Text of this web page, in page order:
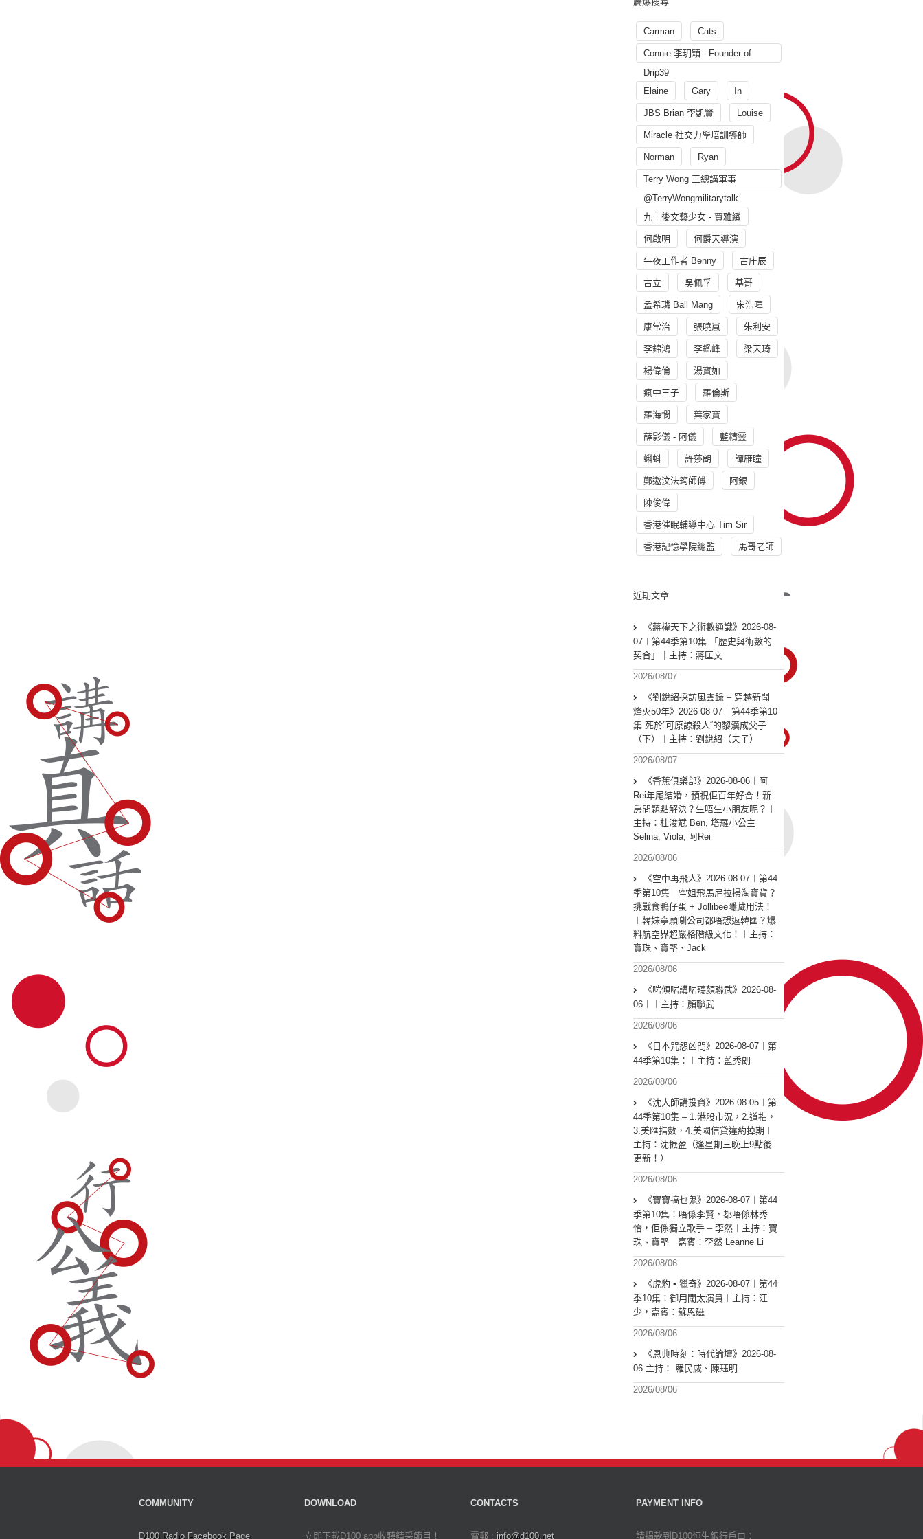
Carman Cats
Connie 李玥穎 - Founder of
Drip39
Elaine
Gary In
JBS Brian 李凱賢 Louise
Miracle 社交力學培訓導師
Norman Ryan
Terry Wong 王總講軍事
@TerryWongmilitarytalk
九十後文藝少女 - 賈雅緻
何啟明 何爵天導演
午夜工作者 Benny 古庄辰
古立 吳佩孚 基哥
孟希璘 Ball Mang 宋浩暉
康常治 張曉嵐 朱利安
李錦鴻 李鑑峰 梁天琦
楊偉倫 湯寳如
瘋中三子 羅倫斯
羅海憫 葉家寶
薛影儀 - 阿儀 藍精靈
蝌蚪 許莎朗 譚雁瞳
鄭遨汶法筠師傅 阿銀
陳俊偉
香港催眠輔導中心 Tim Sir
香港記憶學院總監 馬哥老師
近期文章
《蔣權天下之術數通識》2026-08-
07︱第44季第10集:「歴史與術數的
契合」｜主持：蔣匡文
2026/08/07
《劉銳紹採訪風雲錄 – 穿越新聞
烽火50年》2026-08-07︱第44季第10
集 死於”可原諒殺人“的黎漢成父子
（下）︱主持：劉銳紹（夫子）
2026/08/07
《香蕉俱樂部》2026-08-06︱阿
Rei年尾結婚，預祝佢百年好合！新
房問題點解決？生唔生小朋友呢？︱
主持：杜浚斌 Ben, 塔羅小公主
Selina, Viola, 阿Rei
2026/08/06
《空中再飛人》2026-08-07︱第44
季第10集｜空姐飛馬尼拉掃淘寶貨？
挑戰食鴨仔蛋 + Jollibee隱藏用法！
︱韓妹寧願瞓公司都唔想返韓國？爆
料航空界超嚴格階級文化！︱主持：
寶珠、寶堅、Jack
2026/08/06
《啱傾啱講啱聽顏聯武》2026-08-
06︱︱主持：顏聯武
2026/08/06
《日本咒怨凶間》2026-08-07︱第
44季第10集：︱主持：藍秀朗
2026/08/06
《沈大師講投資》2026-08-05︱第
44季第10集 – 1.港股市況，2.道指，
3.美匯指數，4.美國信貸違約掉期︱
主持：沈振盈（逢星期三晚上9點後
更新！）
2026/08/06
《寶寶搞乜鬼》2026-08-07︱第44
季第10集︰唔係李賢，都唔係林秀
怡，佢係獨立歌手 – 李然︱主持：寶
珠、寶堅 嘉賓：李然 Leanne Li
2026/08/06
《虎豹 • 獵奇》2026-08-07︱第44
季10集：御用闊太演員︱主持：江
少，嘉賓：蘇恩磁
2026/08/06
《恩典時刻：時代論壇》2026-08-
06 主持： 羅民威、陳珏明
2026/08/06
COMMUNITY
D100 Radio Facebook Page
DOWNLOAD
立即下載D100 app收聽精采節目！
CONTACTS
電郵 : info@d100.net
PAYMENT INFO
請捐款到D100恒生銀行戶口：